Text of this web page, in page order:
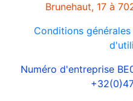
Brunehaut, 17 à
Conditions générales
Numéro d'entreprise